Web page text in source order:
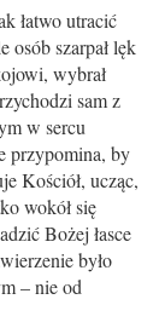
łatwo utracić
osób szarpał lęk
wybrał
sam z
w sercu
przypomina, by
Kościół, ucząc,
wokół się
Bożej łasce
było
– nie od